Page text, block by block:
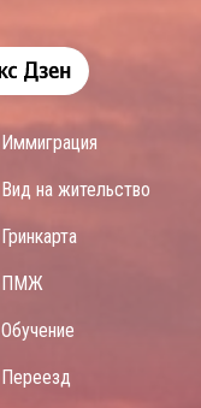
Иммиграция
Вид на жительство
Гринкарта
ПМЖ
Обучение
Переезд